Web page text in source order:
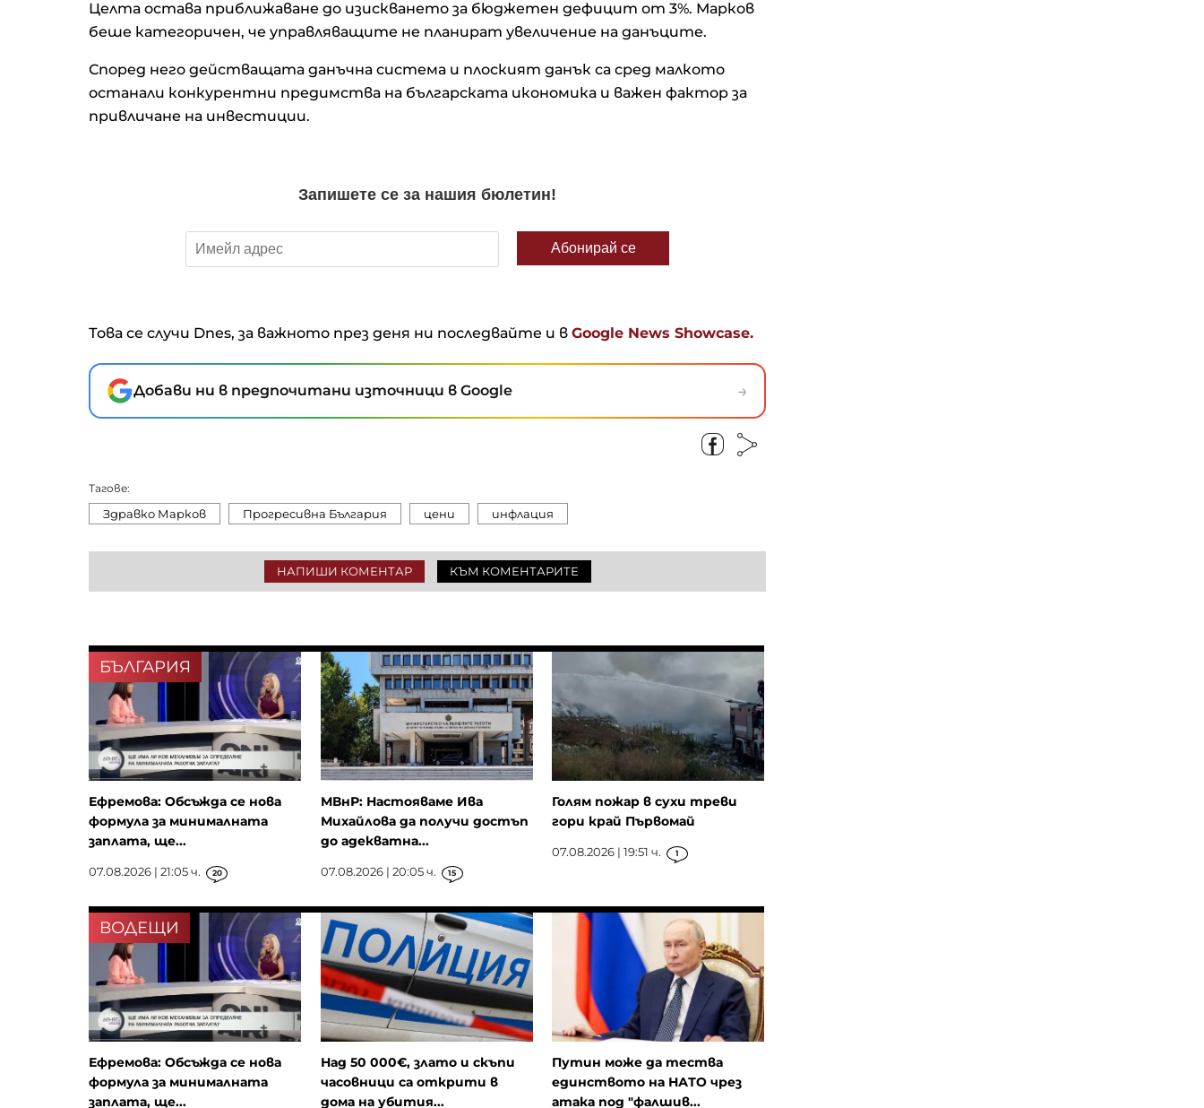
Целта остава приближаване до изискването за бюджетен дефицит от 3%. Марков
беше категоричен, че управляващите не планират увеличение на данъците.
Според него действащата данъчна система и плоският данък са сред малкото
останали конкурентни предимства на българската икономика и важен фактор за
привличане на инвестиции.
Това се случи Dnes, за важното през деня ни последвайте и в Google News Showcase.
Добави ни в предпочитани източници в Google →
Тагове:
Здравко Марков Прогресивна България цени инфлация
НАПИШИ КОМЕНТАР КЪМ КОМЕНТАРИТЕ
БЪЛГАРИЯ
Ефремова: Обсъжда се нова
формула за минималната
заплата, ще...
07.08.2026 | 21:05 ч. 20
МВнР: Настояваме Ива
Михайлова да получи достъп
до адекватна...
07.08.2026 | 20:05 ч. 15
Голям пожар в сухи треви
гори край Първомай
07.08.2026 | 19:51 ч. 1
ВОДЕЩИ
Ефремова: Обсъжда се нова
формула за минималната
заплата, ще...
Над 50 000€, злато и скъпи
часовници са открити в
дома на убития...
Путин може да тества
единството на НАТО чрез
атака под "фалшив...